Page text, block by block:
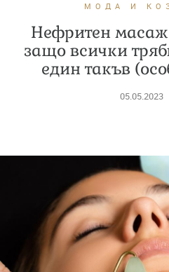
МОДА И
Нефритен
защо всички
един такъв
05.05.2023